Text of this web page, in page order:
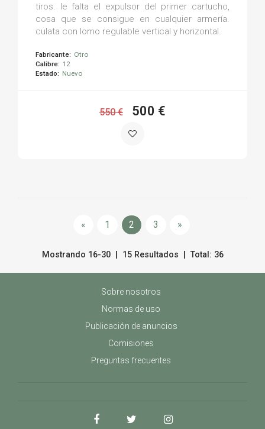
tiros. le falta el expulsor del primer cartucho,
cosa que se consigue en cualquier armería.
culata con lomo regulable vertical y horizontal.
Fabricante: Otro
Calibre: 12
Estado: Nuevo
550 € 500 €
« 1 2 3 »
Mostrando 16-30 | 15 Resultados | Total: 36
Sobre nosotros
Normas de uso
Publicación de anuncios
Comisiones
Preguntas frecuentes